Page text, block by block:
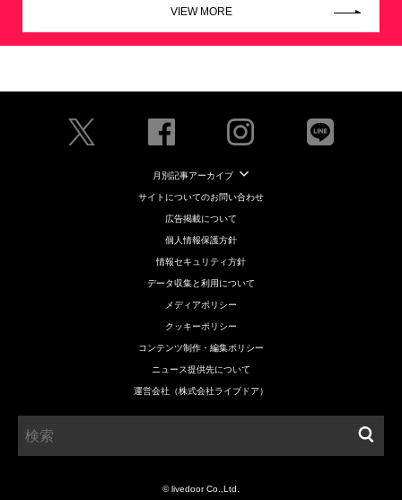
VIEW MORE
月別記事アーカイブ
サイトについてのお問い合わせ
広告掲載について
個人情報保護方針
情報セキュリティ方針
データ収集と利用について
メディアポリシー
クッキーポリシー
コンテンツ制作・編集ポリシー
ニュース提供先について
運営会社（株式会社ライブドア）
© livedoor Co.,Ltd.